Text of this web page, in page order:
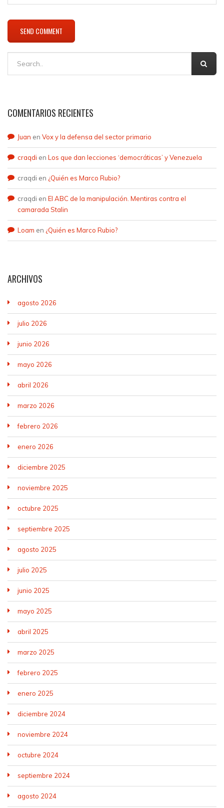
COMENTARIOS RECIENTES
Juan en Vox y la defensa del sector primario
craqdi en Los que dan lecciones ‘democráticas’ y Venezuela
craqdi en ¿Quién es Marco Rubio?
craqdi en El ABC de la manipulación. Mentiras contra el
camarada Stalin
Loam en ¿Quién es Marco Rubio?
ARCHIVOS
agosto 2026
julio 2026
junio 2026
mayo 2026
abril 2026
marzo 2026
febrero 2026
enero 2026
diciembre 2025
noviembre 2025
octubre 2025
septiembre 2025
agosto 2025
julio 2025
junio 2025
mayo 2025
abril 2025
marzo 2025
febrero 2025
enero 2025
diciembre 2024
noviembre 2024
octubre 2024
septiembre 2024
agosto 2024